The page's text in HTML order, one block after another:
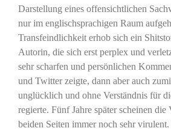
Darstellung eines offensichtlichen
nur im englischsprachigen Raum
Transfeindlichkeit erhob sich ein
Autorin, die sich erst perplex und
sehr scharfen und persönlichen
und Twitter zeigte, dann aber auch
unglücklich und ohne Verständnis für
regierte. Fünf Jahre später scheinen die
beiden Seiten immer noch sehr